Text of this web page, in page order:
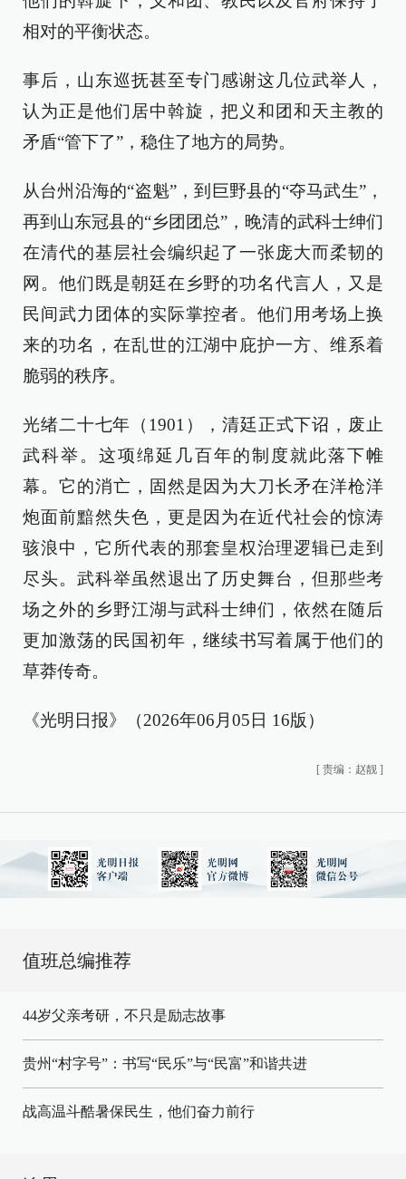
相对的平衡状态。
事后，山东巡抚甚至专门感谢这几位武举人，
认为正是他们居中斡旋，把义和团和天主教的
矛盾“管下了”，稳住了地方的局势。
从台州沿海的“盗魁”，到巨野县的“夺马武生”，
再到山东冠县的“乡团团总”，晚清的武科士绅们
在清代的基层社会编织起了一张庞大而柔韧的
网。他们既是朝廷在乡野的功名代言人，又是
民间武力团体的实际掌控者。他们用考场上换
来的功名，在乱世的江湖中庇护一方、维系着
脆弱的秩序。
光绪二十七年（1901），清廷正式下诏，废止
武科举。这项绵延几百年的制度就此落下帷
幕。它的消亡，固然是因为大刀长矛在洋枪洋
炮面前黯然失色，更是因为在近代社会的惊涛
骇浪中，它所代表的那套皇权治理逻辑已走到
尽头。武科举虽然退出了历史舞台，但那些考
场之外的乡野江湖与武科士绅们，依然在随后
更加激荡的民国初年，继续书写着属于他们的
草莽传奇。
《光明日报》（2026年06月05日 16版）
[ 责编：赵靓 ]
值班总编推荐
44岁父亲考研，不只是励志故事
贵州“村字号”：书写“民乐”与“民富”和谐共进
战高温斗酷暑保民生，他们奋力前行